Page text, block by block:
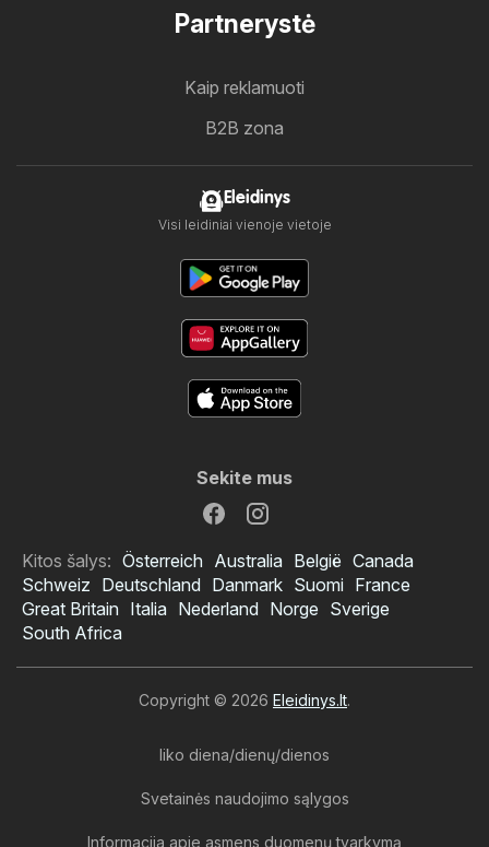
Partnerystė
Kaip reklamuoti
B2B zona
Eleidinys
Visi leidiniai vienoje vietoje
Sekite mus
Kitos šalys: Österreich Australia België Canada
Schweiz Deutschland Danmark Suomi France
Great Britain Italia Nederland Norge Sverige
South Africa
Copyright © 2026 Eleidinys.lt.
liko diena/dienų/dienos
Svetainės naudojimo sąlygos
Informacija apie asmens duomenų tvarkymą